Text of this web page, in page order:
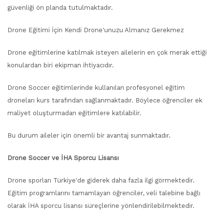
güvenliği ön planda tutulmaktadır.
Drone Eğitimi İçin Kendi Drone'unuzu Almanız Gerekmez
Drone eğitimlerine katılmak isteyen ailelerin en çok merak ettiği
konulardan biri ekipman ihtiyacıdır.
Drone Soccer eğitimlerinde kullanılan profesyonel eğitim
droneları kurs tarafından sağlanmaktadır. Böylece öğrenciler ek
maliyet oluşturmadan eğitimlere katılabilir.
Bu durum aileler için önemli bir avantaj sunmaktadır.
Drone Soccer ve İHA Sporcu Lisansı
Drone sporları Türkiye'de giderek daha fazla ilgi görmektedir.
Eğitim programlarını tamamlayan öğrenciler, veli talebine bağlı
olarak İHA sporcu lisansı süreçlerine yönlendirilebilmektedir.